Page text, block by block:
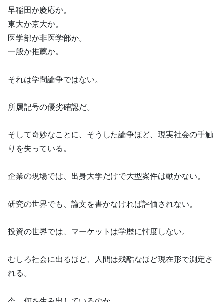
早稲田か慶応か。
東大か京大か。
医学部か非医学部か。
一般か推薦か。
それは学問論争ではない。
所属記号の優劣確認だ。
そして奇妙なことに、そうした論争ほど、現実社会の手触
りを失っている。
企業の現場では、出身大学だけで大型案件は動かない。
研究の世界でも、論文を書かなければ評価されない。
投資の世界では、マーケットは学歴に忖度しない。
むしろ社会に出るほど、人間は残酷なほど現在形で測定さ
れる。